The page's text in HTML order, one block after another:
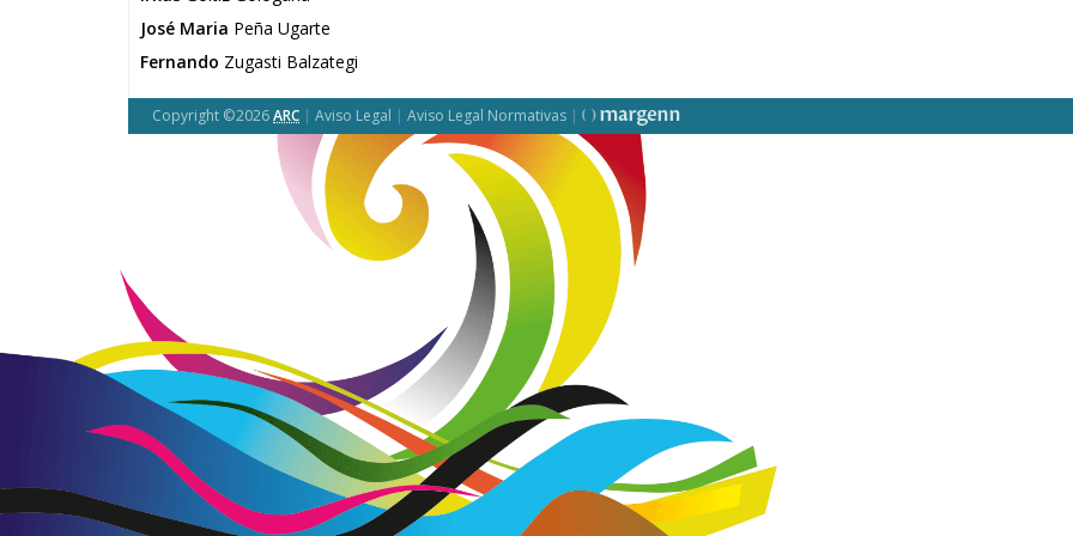
José Maria Peña Ugarte
Fernando Zugasti Balzategi
Copyright ©2026ARC | Aviso Legal | Aviso Legal Normativas |